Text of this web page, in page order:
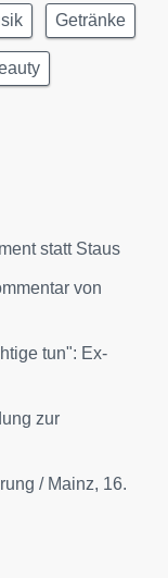
Getränke
statt Staus
von
tun": Ex-
zur
/ Mainz, 16.